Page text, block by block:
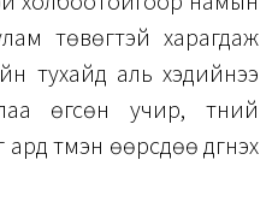
төвөгтэй харагдаж
тухайд аль хэдийнээ
өгсөн учир, түүний
түмэн өөрсдөө дүгнэх